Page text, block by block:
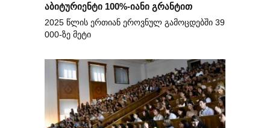
აბიტურიენტი 100%-იანი გრანტით
2025 წლის ერთიან ეროვნულ გამოცდებში 39
000-ზე მეტი